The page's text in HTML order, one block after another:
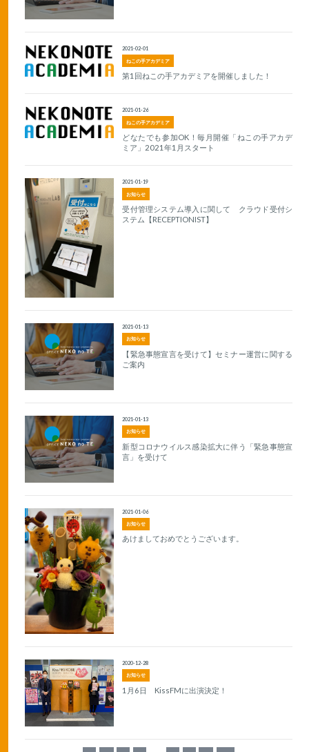
ねこの手アカデミア
2021-02-01
第1回ねこの手アカデミアを開催しました！
ねこの手アカデミア
2021-01-26
どなたでも参加OK！毎月開催「ねこの手アカデ
ミア」2021年1月スタート
お知らせ
2021-01-19
受付管理システム導入に関して クラウド受付シ
ステム【RECEPTIONIST】
お知らせ
2021-01-13
【緊急事態宣言を受けて】セミナー運営に関する
ご案内
お知らせ
2021-01-13
新型コロナウイルス感染拡大に伴う「緊急事態宣
言」を受けて
お知らせ
2021-01-06
あけましておめでとうございます。
お知らせ
2020-12-28
1月6日 KissFMに出演決定！